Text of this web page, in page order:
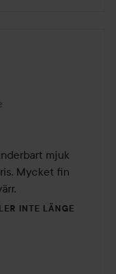
mjuk
Mycket fin
INTE LÄNGE